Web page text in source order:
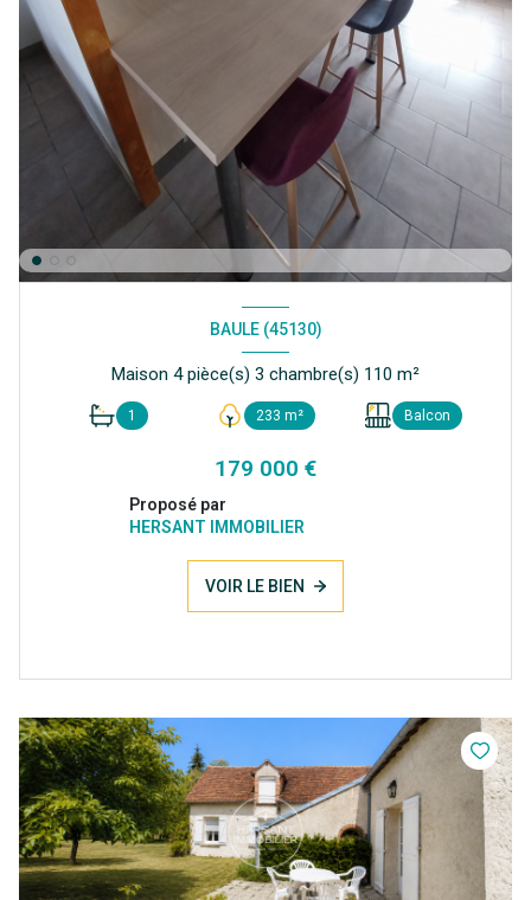
BAULE (45130)
Maison 4 pièce(s) 3 chambre(s) 110 m²
1 233 m² Balcon
179 000 €
Proposé par
HERSANT IMMOBILIER
VOIR LE BIEN